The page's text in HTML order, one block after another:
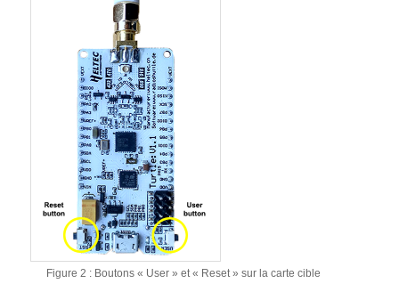
Figure 2 : Boutons « User » et « Reset » sur la carte cible